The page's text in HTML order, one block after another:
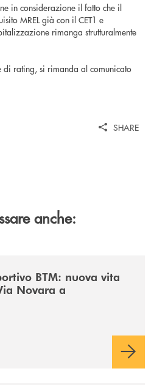
in considerazione il fatto che il
MREL già con il CET1 e
rimanga strutturalmente
di rating, si rimanda al comunicato
SHARE
anche:
BTM: nuova vita
Novara a